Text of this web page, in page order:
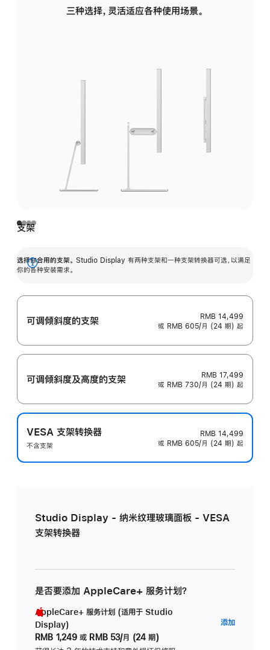
三种选择，灵活适应各种使用场景。
支架
选择你合用的支架。 Studio Display 有两种支架和一种支架转换器可选，以满足
你的各种安装需求。
展
可调倾斜度的支架
RMB 14,499
或 RMB 605/月 (24 期) 起
可调倾斜度及高‍度的支‍架
RMB 17,499
或 RMB 730/月 (24 期) 起
VESA 支架转换器
不含支架
RMB 14,499
或 RMB 605/月 (24 期) 起
Studio Display - 纳米纹理玻璃面板 - VESA
支架转换器
是否要添加 AppleCare+ 服务计划？
AppleCare+ 服务计划 (适用于 Studio
Display)
RMB 1,249 或 RMB 53/月 (24 期)
添加